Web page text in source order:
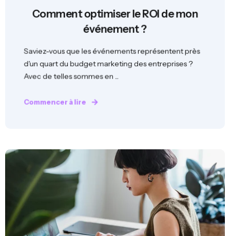
Comment optimiser le ROI de mon
événement ?
Saviez-vous que les événements représentent près
d'un quart du budget marketing des entreprises ?
Avec de telles sommes en ...
Commencer à lire